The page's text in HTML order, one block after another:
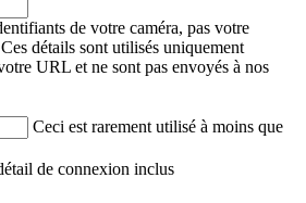
de votre caméra, pas votre
détails sont utilisés uniquement
URL et ne sont pas envoyés à nos
Ceci est rarement utilisé à moins que
de connexion inclus